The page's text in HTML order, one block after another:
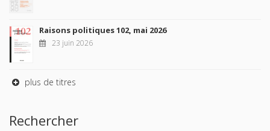
Raisons politiques 102, mai 2026
23 juin 2026
plus de titres
Rechercher